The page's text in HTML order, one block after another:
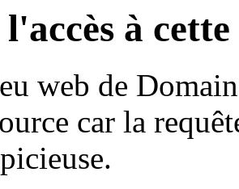
l'accès à
web de
car la